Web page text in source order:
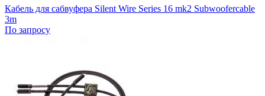
Кабель для сабвуфера Silent Wire Series 16 mk2 Subwoofercable
3m
По запросу